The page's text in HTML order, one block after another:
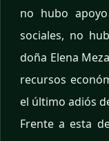
no hubo
sociales, no
doña Elena
recursos
el último adiós
Frente a esta